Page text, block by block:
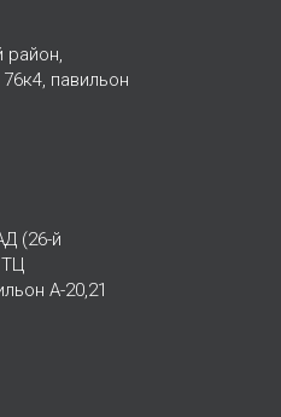
район,
павильон
(26-й
А-20,21